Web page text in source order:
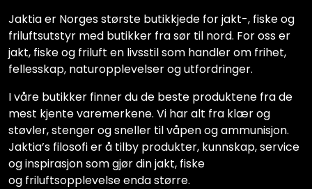
Jaktia er Norges største butikkjede for jakt-, fiske og
friluftsutstyr med butikker fra sør til nord. For oss er
jakt, fiske og friluft en livsstil som handler om frihet,
fellesskap, naturopplevelser og utfordringer.
I våre butikker finner du de beste produktene fra de
mest kjente varemerkene. Vi har alt fra klær og
støvler, stenger og sneller til våpen og ammunisjon.
Jaktia’s filosofi er å tilby produkter, kunnskap, service
og inspirasjon som gjør din jakt, fiske
og friluftsopplevelse enda større.